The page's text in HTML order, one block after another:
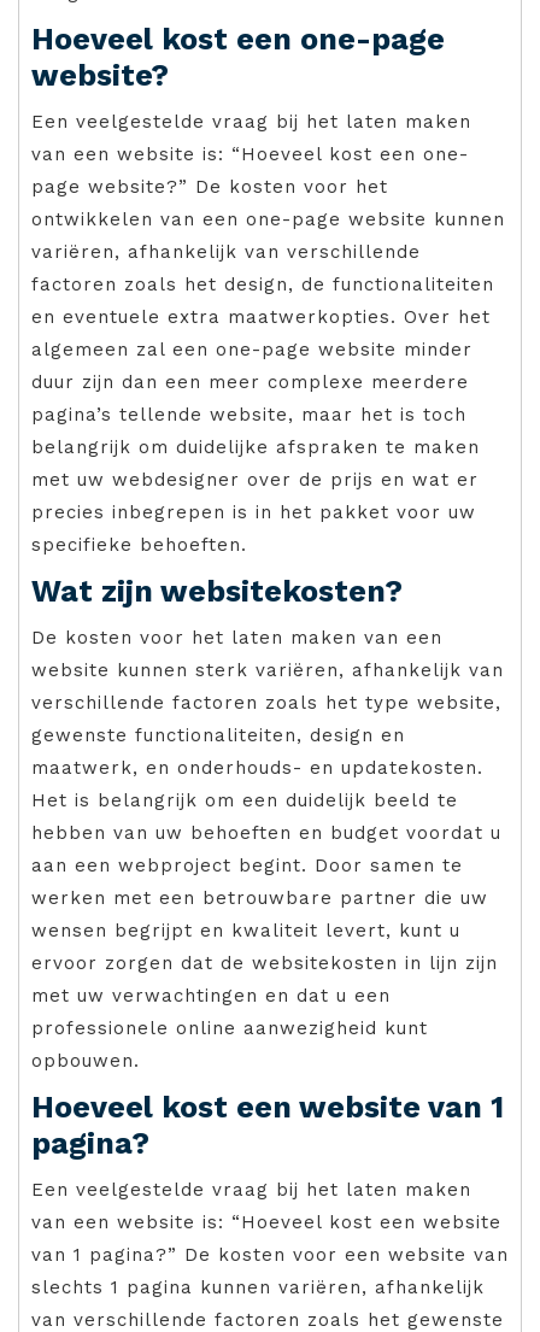
Hoeveel kost een one-page
website?
Een veelgestelde vraag bij het laten maken
van een website is: “Hoeveel kost een one-
page website?” De kosten voor het
ontwikkelen van een one-page website kunnen
variëren, afhankelijk van verschillende
factoren zoals het design, de functionaliteiten
en eventuele extra maatwerkopties. Over het
algemeen zal een one-page website minder
duur zijn dan een meer complexe meerdere
pagina’s tellende website, maar het is toch
belangrijk om duidelijke afspraken te maken
met uw webdesigner over de prijs en wat er
precies inbegrepen is in het pakket voor uw
specifieke behoeften.
Wat zijn websitekosten?
De kosten voor het laten maken van een
website kunnen sterk variëren, afhankelijk van
verschillende factoren zoals het type website,
gewenste functionaliteiten, design en
maatwerk, en onderhouds- en updatekosten.
Het is belangrijk om een duidelijk beeld te
hebben van uw behoeften en budget voordat u
aan een webproject begint. Door samen te
werken met een betrouwbare partner die uw
wensen begrijpt en kwaliteit levert, kunt u
ervoor zorgen dat de websitekosten in lijn zijn
met uw verwachtingen en dat u een
professionele online aanwezigheid kunt
opbouwen.
Hoeveel kost een website van 1
pagina?
Een veelgestelde vraag bij het laten maken
van een website is: “Hoeveel kost een website
van 1 pagina?” De kosten voor een website van
slechts 1 pagina kunnen variëren, afhankelijk
van verschillende factoren zoals het gewenste